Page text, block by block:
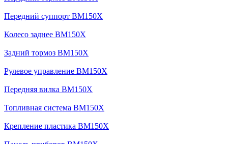
Передний суппорт BM150X
Колесо заднее BM150X
Задний тормоз BM150X
Рулевое управление BM150X
Передняя вилка BM150X
Топливная система BM150X
Крепление пластика BM150X